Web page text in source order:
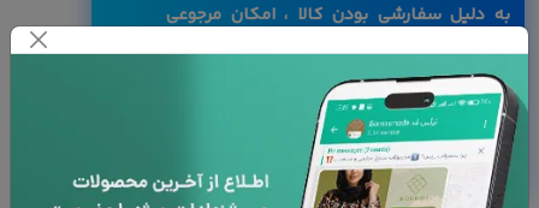
به دلیل سفارشی بودن کالا ، امکان مرجوعی
وجود ندارد
با توجه به تفاوت رنگ ها در صفحه نمایش
دستگاه های مختلف، ممکن است رنگ محصولات
در تصویر تا 10 درصد با واقعیت متفاوت باشد.